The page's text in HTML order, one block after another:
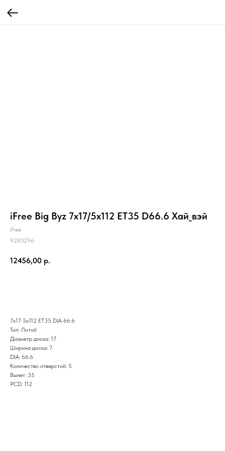
iFree Big Byz 7x17/5x112 ET35 D66.6 Хай_вэй
iFree
9285296
12456,00 р.
7x17 5x112 ET35 DIA 66.6
Тип: Литой
Диаметр диска: 17
Ширина диска: 7
DIA: 66.6
Количество отверстий: 5
Вылет: 35
PCD: 112